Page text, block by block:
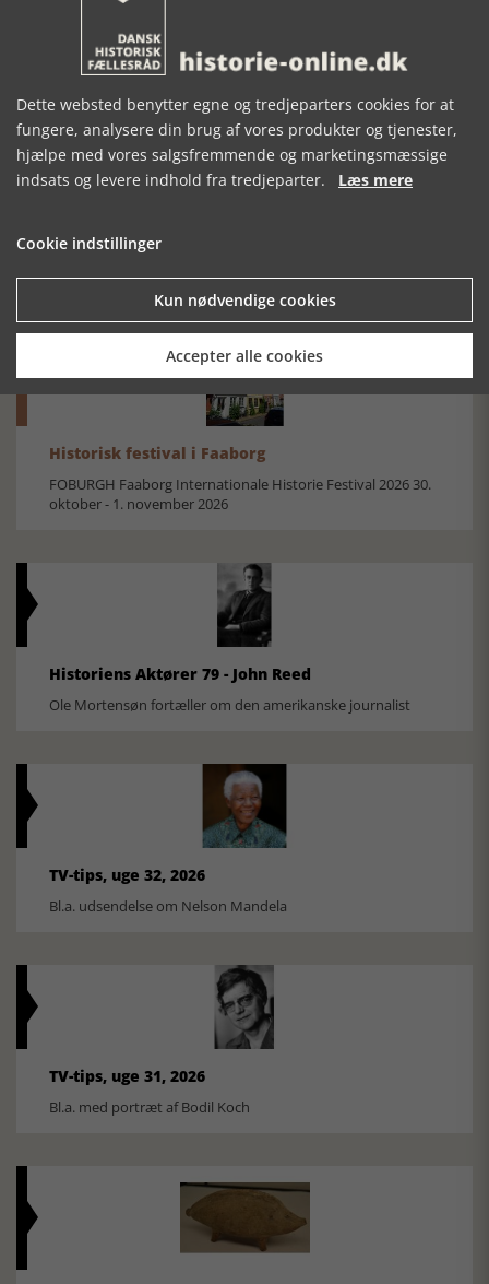
Den største samling af moselig i verden på Museum
Historisk festival i Faaborg
FOBURGH Faaborg Internationale Historie Festival 2026 30.
oktober - 1. november 2026
Historiens Aktører 79 - John Reed
Ole Mortensøn fortæller om den amerikanske journalist
TV-tips, uge 32, 2026
Bl.a. udsendelse om Nelson Mandela
TV-tips, uge 31, 2026
Bl.a. med portræt af Bodil Koch
Dette websted benytter egne og tredjeparters cookies for at
fungere, analysere din brug af vores produkter og tjenester,
hjælpe med vores salgsfremmende og marketingsmæssige
indsats og levere indhold fra tredjeparter. Læs mere
Cookie indstillinger
Kun nødvendige cookies
Accepter alle cookies